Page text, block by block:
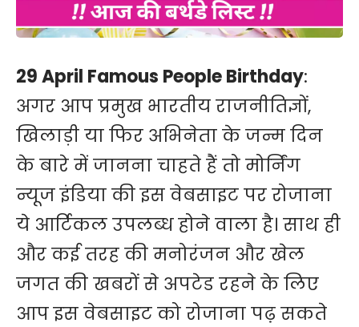
29 April Famous People Birthday:
अगर आप प्रमुख भारतीय राजनीतिज्ञों,
खिलाड़ी या फिर अभिनेता के जन्म दिन
के बारे में जानना चाहते हैं तो मोर्निंग
न्यूज इंडिया की इस वेबसाइट पर रोजाना
ये आर्टिकल उपलब्ध होने वाला है। साथ ही
और कई तरह की मनोरंजन और खेल
जगत की खबरों से अपटेड रहने के लिए
आप इस वेबसाइट को रोजाना पढ़ सकते